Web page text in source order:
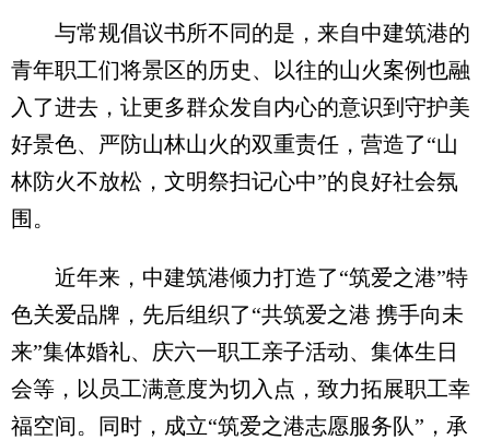
与常规倡议书所不同的是，来自中建筑港的
青年职工们将景区的历史、以往的山火案例也融
入了进去，让更多群众发自内心的意识到守护美
好景色、严防山林山火的双重责任，营造了“山
林防火不放松，文明祭扫记心中”的良好社会氛
围。
近年来，中建筑港倾力打造了“筑爱之港”特
色关爱品牌，先后组织了“共筑爱之港 携手向未
来”集体婚礼、庆六一职工亲子活动、集体生日
会等，以员工满意度为切入点，致力拓展职工幸
福空间。同时，成立“筑爱之港志愿服务队”，承